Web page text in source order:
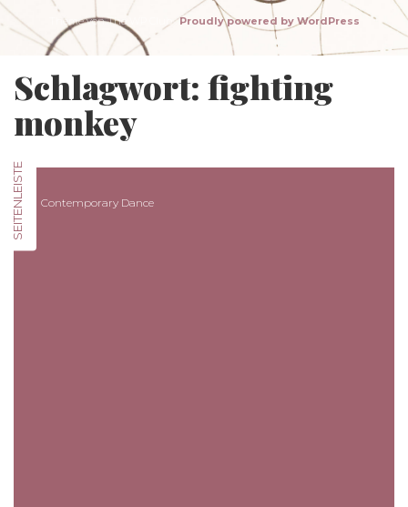
SEITENLEISTE
Theme von The WP Club .Proudly powered by WordPress
Schlagwort: fighting
monkey
Contemporary Dance